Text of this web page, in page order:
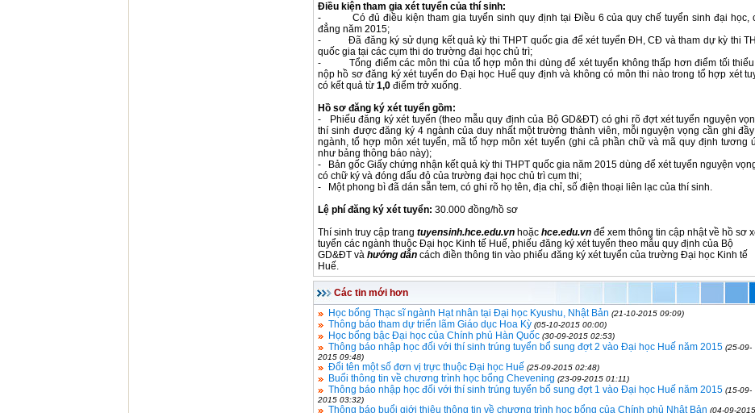
Điều kiện tham gia xét tuyển của thí sinh:
- Có đủ điều kiện tham gia tuyển sinh quy định tại Điều 6 của quy chế tuyển sinh đại học,
đẳng năm 2015;
- Đã đăng ký sử dụng kết quả kỳ thi THPT quốc gia để xét tuyển ĐH, CĐ và tham dự kỳ thi
quốc gia tại các cụm thi do trường đại học chủ trì;
- Tổng điểm các môn thi của tổ hợp môn thi dùng để xét tuyển không thấp hơn điểm tối thiểu
nộp hồ sơ đăng ký xét tuyển do Đại học Huế quy định và không có môn thi nào trong tổ hợp xét
có kết quả từ 1,0 điểm trở xuống.
Hồ sơ đăng ký xét tuyển gồm:
- Phiếu đăng ký xét tuyển (theo mẫu quy định của Bộ GD&ĐT) có ghi rõ đợt xét tuyển nguyện
thí sinh được đăng ký 4 ngành của duy nhất một trường thành viên, mỗi nguyện vọng cần ghi
ngành, tổ hợp môn xét tuyển, mã tổ hợp môn xét tuyển (ghi cả phần chữ và mã quy định tương
như bảng thông báo này);
- Bản gốc Giấy chứng nhận kết quả kỳ thi THPT quốc gia năm 2015 dùng để xét tuyển nguyện vọng
có chữ ký và đóng dấu đỏ của trường đại học chủ trì cụm thi;
- Một phong bì đã dán sẵn tem, có ghi rõ họ tên, địa chỉ, số điện thoại liên lạc của thí sinh.
Lệ phí đăng ký xét tuyển: 30.000 đồng/hồ sơ
Thí sinh truy cập trang tuyensinh.hce.edu.vn hoặc hce.edu.vn để xem thông tin cập nhật về hồ sơ
tuyển các ngành thuộc Đại học Kinh tế Huế, phiếu đăng ký xét tuyển theo mẫu quy định của Bộ
GD&ĐT và hướng dẫn cách điền thông tin vào phiếu đăng ký xét tuyển của trường Đại học Kinh tế
Huế.
Các tin mới hơn
Học bổng Thạc sĩ ngành Hạt nhân tại Đại học Kyushu, Nhật Bản (21-10-2015 09:09)
Thông báo tham dự triển lãm Giáo dục Hoa Kỳ (05-10-2015 00:00)
Học bổng bậc Đại học của Chính phủ Hàn Quốc (30-09-2015 02:53)
Thông báo nhập học đối với thí sinh trúng tuyển bổ sung đợt 2 vào Đại học Huế năm 2015 (25-09-
2015 09:48)
Đổi tên một số đơn vị trực thuộc Đại học Huế (25-09-2015 02:48)
Buổi thông tin về chương trình học bổng Chevening (23-09-2015 01:11)
Thông báo nhập học đối với thí sinh trúng tuyển bổ sung đợt 1 vào Đại học Huế năm 2015 (15-09-
2015 03:32)
Thông báo buổi giới thiệu thông tin về chương trình học bổng của Chính phủ Nhật Bản (04-09-2015